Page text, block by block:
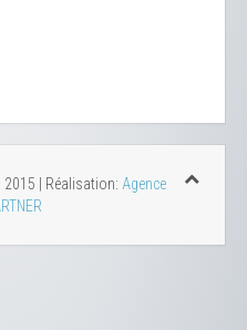
| Réalisation: Agence